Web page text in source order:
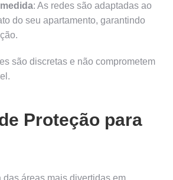
: As redes são adaptadas ao
do seu apartamento, garantindo
são discretas e não comprometem
Proteção para